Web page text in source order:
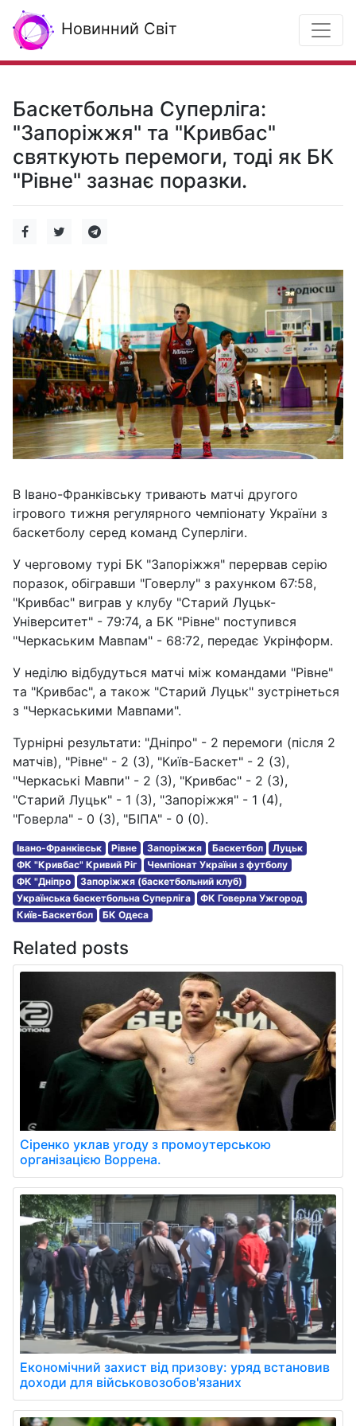
Новинний Світ
Баскетбольна Суперліга:
"Запоріжжя" та "Кривбас"
святкують перемоги, тоді як БК
"Рівне" зазнає поразки.
В Івано-Франківську тривають матчі другого
ігрового тижня регулярного чемпіонату України з
баскетболу серед команд Суперліги.
У черговому турі БК "Запоріжжя" перервав серію
поразок, обігравши "Говерлу" з рахунком 67:58,
"Кривбас" виграв у клубу "Старий Луцьк-
Університет" - 79:74, а БК "Рівне" поступився
"Черкаським Мавпам" - 68:72, передає Укрінформ.
У неділю відбудуться матчі між командами "Рівне"
та "Кривбас", а також "Старий Луцьк" зустрінеться
з "Черкаськими Мавпами".
Турнірні результати: "Дніпро" - 2 перемоги (після 2
матчів), "Рівне" - 2 (3), "Київ-Баскет" - 2 (3),
"Черкаські Мавпи" - 2 (3), "Кривбас" - 2 (3),
"Старий Луцьк" - 1 (3), "Запоріжжя" - 1 (4),
"Говерла" - 0 (3), "БІПА" - 0 (0).
Івано-Франківськ Рівне Запоріжжя Баскетбол
Луцьк
ФК "Кривбас" Кривий Ріг
Чемпіонат України з футболу
ФК "Дніпро
Запоріжжя (баскетбольний клуб)
Українська баскетбольна Суперліга
ФК Говерла Ужгород
Київ-Баскетбол
БК Одеса
Related posts
Сіренко уклав угоду з промоутерською
організацією Воррена.
Економічний захист від призову: уряд встановив
доходи для військовозобов'язаних